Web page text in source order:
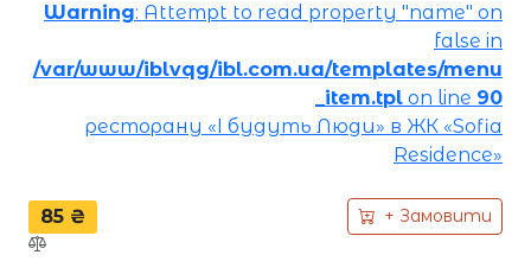
Warning: Attempt to read property "name" on
false in
/var/www/iblvqg/ibl.com.ua/templates/menu
_item.tpl on line 90
ресторану «І будуть Люди» в ЖК «Sofia
Residence»
85 ₴ + Замовити